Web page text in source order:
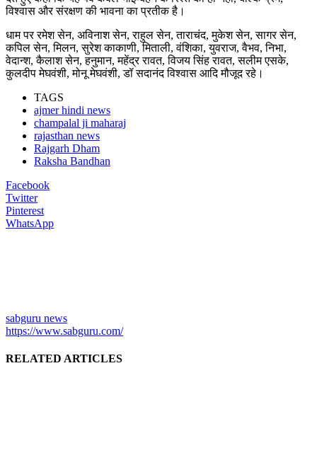
विश्वास और संरक्षण की भावना का प्रतीक है।
धाम पर रमेश सेन, अविनाश सेन, राहुल सेन, ताराचंद, मुकेश सेन, सागर सेन,
कपिल सेन, मिलन, सुरेश काकाणी, मिताली, वंशिका, युवराज, वैभव, निभा,
वेदान्श, कैलाश सेन, हनुमान, महेंद्र रावत, विजय सिंह रावत, सलीम एसके,
कुलदीप मेघवंशी, मोनू मेघवंशी, डॉ सदानंद विश्वास आदि मौजूद रहे।
TAGS
ajmer hindi news
champalal ji maharaj
rajasthan news
Rajgarh Dham
Raksha Bandhan
Facebook
Twitter
Pinterest
WhatsApp
sabguru news
https://www.sabguru.com/
RELATED ARTICLES